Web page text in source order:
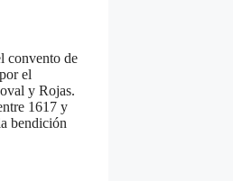
convento de
el
y Rojas.
1617 y
bendición